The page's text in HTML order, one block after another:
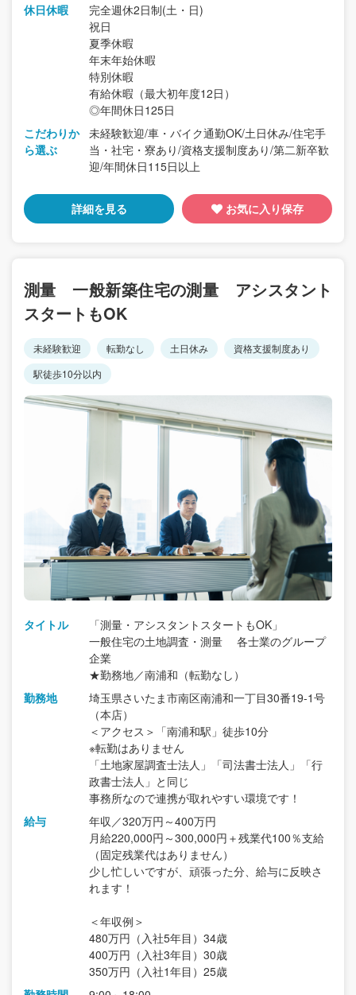
休日休暇
完全週休2日制(土・日)
祝日
夏季休暇
年末年始休暇
特別休暇
有給休暇（最大初年度12日）
◎年間休日125日
こだわりか
ら選ぶ
未経験歓迎/車・バイク通勤OK/土日休み/住宅手
当・社宅・寮あり/資格支援制度あり/第二新卒歓
迎/年間休日115日以上
詳細を見る お気に入り保存
測量 一般新築住宅の測量 アシスタント
スタートもOK
未経験歓迎 転勤なし 土日休み
資格支援制度あり
駅徒歩10分以内
タイトル
「測量・アシスタントスタートもOK」
一般住宅の土地調査・測量 各士業のグループ
企業
★勤務地／南浦和（転勤なし）
勤務地
埼玉県さいたま市南区南浦和一丁目30番19-1号
（本店）
＜アクセス＞「南浦和駅」徒歩10分
※転勤はありません
「土地家屋調査士法人」「司法書士法人」「行
政書士法人」と同じ
事務所なので連携が取れやすい環境です！
給与
年収／320万円～400万円
月給220,000円～300,000円＋残業代100％支給
（固定残業代はありません）
少し忙しいですが、頑張った分、給与に反映さ
れます！
＜年収例＞
480万円（入社5年目）34歳
400万円（入社3年目）30歳
350万円（入社1年目）25歳